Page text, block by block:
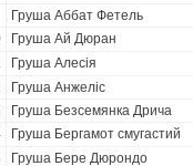
Груша Аббат Фетель
Груша Ай Дюран
Груша Алесія
Груша Анжеліс
Груша Безсемянка Дрича
Груша Бергамот смугастий
Груша Бере Дюрондо